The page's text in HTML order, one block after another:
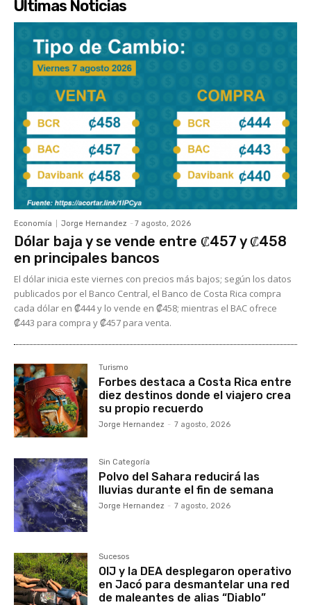
Últimas Noticias
Economía Jorge Hernandez - 7 agosto, 2026
Dólar baja y se vende entre ₡457 y ₡458
en principales bancos
El dólar inicia este viernes con precios más bajos; según los datos
publicados por el Banco Central, el Banco de Costa Rica compra
cada dólar en ₡444 y lo vende en ₡458; mientras el BAC ofrece
₡443 para compra y ₡457 para venta.
Turismo
Forbes destaca a Costa Rica entre
diez destinos donde el viajero crea
su propio recuerdo
Jorge Hernandez - 7 agosto, 2026
Sin Categoría
Polvo del Sahara reducirá las
lluvias durante el fin de semana
Jorge Hernandez - 7 agosto, 2026
Sucesos
OIJ y la DEA desplegaron operativo
en Jacó para desmantelar una red
de maleantes de alias “Diablo”